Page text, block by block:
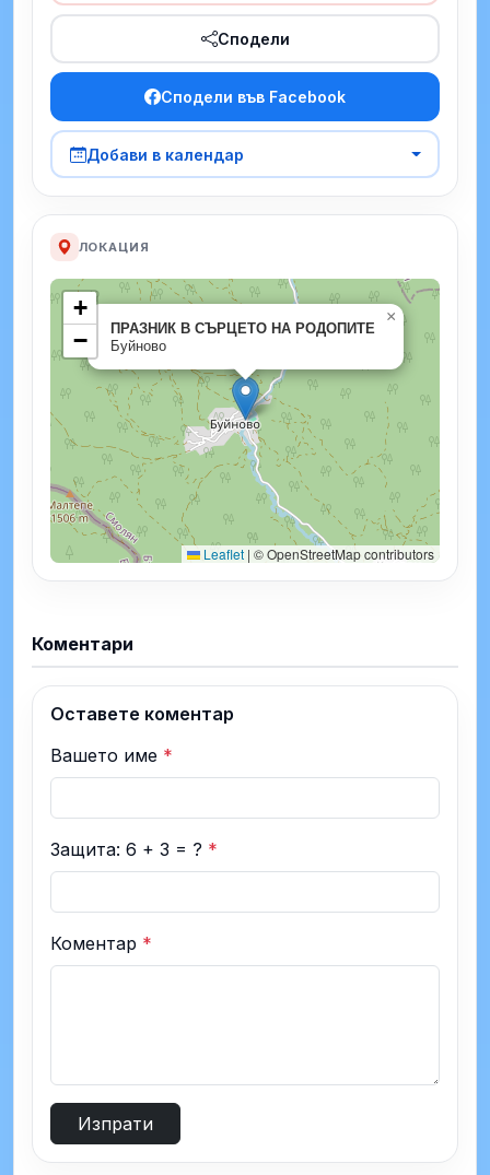
Сподели
Сподели във Facebook
Добави в календар
ЛОКАЦИЯ
ПРАЗНИК В СЪРЦЕТО НА РОДОПИТЕ
Буйново
×
+
−
Leaflet | © OpenStreetMap contributors
Коментари
Оставете коментар
Вашето име *
Защита: 6 + 3 = ? *
Коментар *
Изпрати